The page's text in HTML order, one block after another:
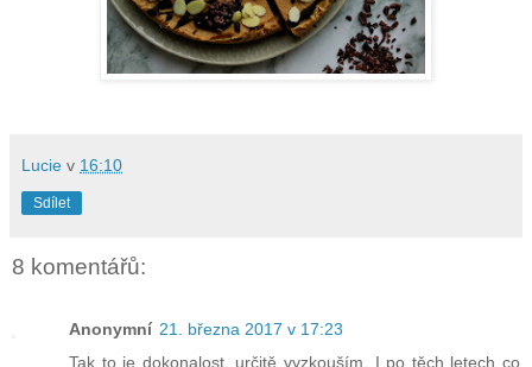
Lucie v 16:10
Sdílet
8 komentářů:
Anonymní 21. března 2017 v 17:23
Tak to je dokonalost, určitě vyzkouším. I po těch letech co